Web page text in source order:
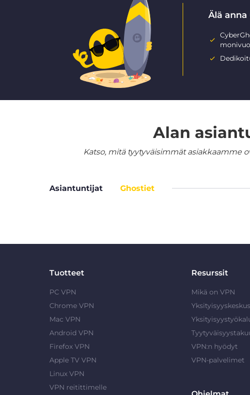
Älä
Alan
Katso, mitä tyytyväisimmät asiakkaamme
Asiantuntijat Ghostiet
Tuotteet
PC VPN
Chrome VPN
Mac VPN
Android VPN
Firefox VPN
Apple TV VPN
Linux VPN
VPN reitittimelle
Resurssit
Mikä on VPN
Yksityisyyskeskus
VPN:n hyödyt
VPN-palvelimet